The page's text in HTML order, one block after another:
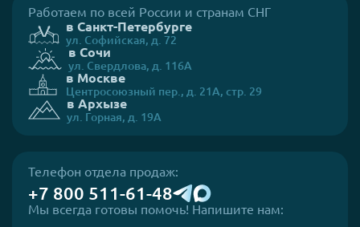
Работаем по всей России и странам СНГ
в Санкт-Петербурге
ул. Софийская, д. 72
в Сочи
ул. Свердлова, д. 116А
в Москве
Центросоюзный пер., д. 21А, стр. 29
в Архызе
ул. Горная, д. 19А
Телефон отдела продаж:
+7 800 511-61-48
Мы всегда готовы помочь! Напишите нам: